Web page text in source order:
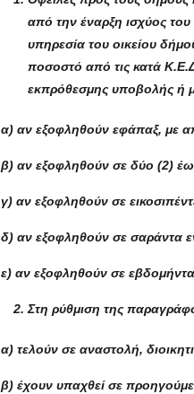
από την έναρξη ισχύος
υπηρεσία του οικείου
ποσοστό από τις κατά
εκπρόθεσμης υποβολής ή
α) αν εξοφληθούν εφάπαξ, με
β) αν εξοφληθούν σε δύο (2)
γ) αν εξοφληθούν σε
δ) αν εξοφληθούν σε σαράντα
ε) αν εξοφληθούν σε
Στη ρύθμιση της
α) τελούν σε αναστολή,
β) έχουν υπαχθεί σε